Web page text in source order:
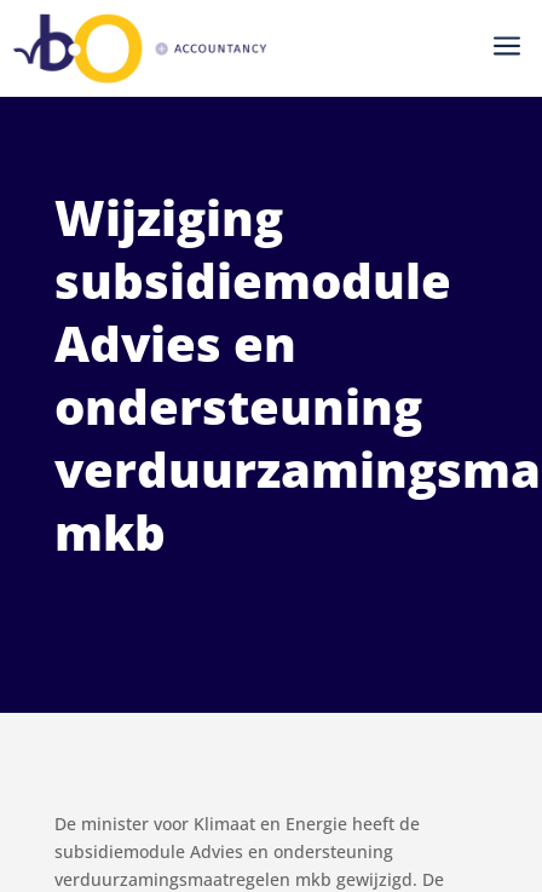
a
Wijziging
subsidiemodule
Advies en
ondersteuning
mkb
De minister voor Klimaat en Energie heeft de
subsidiemodule Advies en ondersteuning
verduurzamingsmaatregelen mkb gewijzigd. De